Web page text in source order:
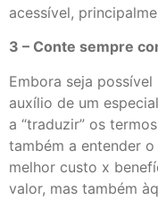
acessível,
3 – Conte sempre
Embora seja
auxílio de um
a “traduzir” os
também a entender
melhor custo x
valor, mas também